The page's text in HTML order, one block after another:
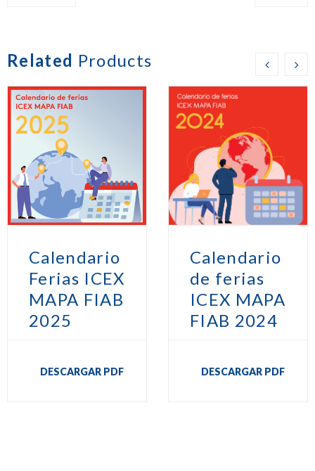
Related Products
Calendario
Ferias ICEX
MAPA FIAB
2025
DESCARGAR PDF
Calendario
de ferias
ICEX MAPA
FIAB 2024
DESCARGAR PDF